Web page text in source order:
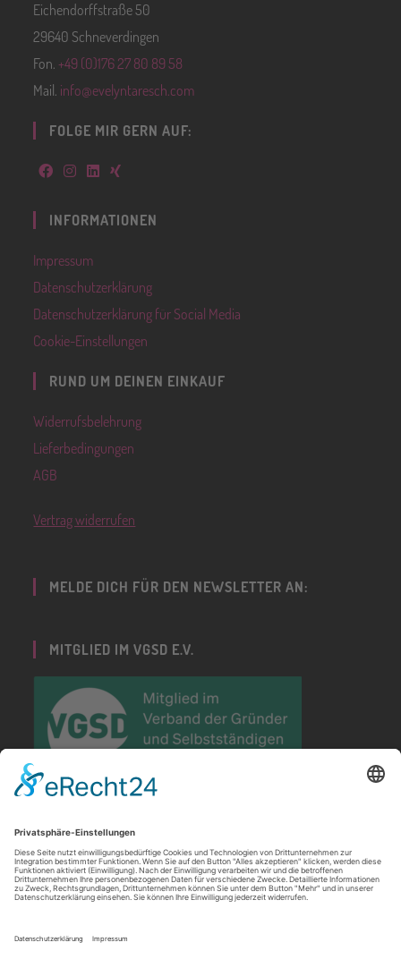
Eichendorffstraße 50
29640 Schneverdingen
Fon.+49 (0)176 27 80 89 58
Mail. info@evelyntaresch.com
FOLGE MIR GERN AUF:
INFORMATIONEN
Impressum
Datenschutzerklärung
Datenschutzerklärung für Social Media
Cookie-Einstellungen
RUND UM DEINEN EINKAUF
Widerrufsbelehrung
Lieferbedingungen
AGB
Vertrag widerrufen
MELDE DICH FÜR DEN NEWSLETTER AN:
MITGLIED IM VGSD E.V.